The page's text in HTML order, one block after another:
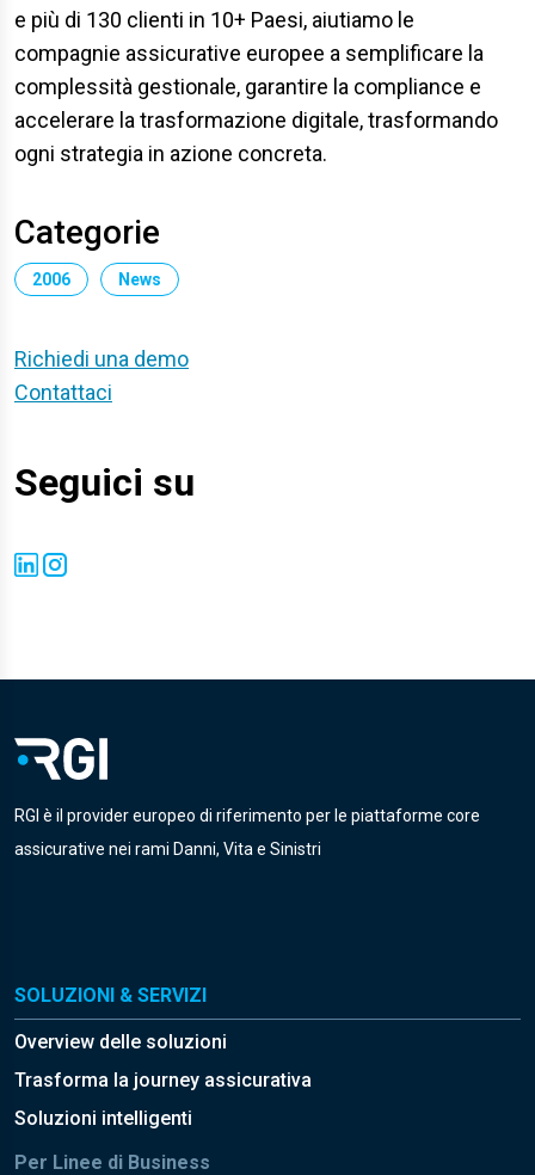
e più di 130 clienti in 10+ Paesi, aiutiamo le
compagnie assicurative europee a semplificare la
complessità gestionale, garantire la compliance e
accelerare la trasformazione digitale, trasformando
ogni strategia in azione concreta.
Categorie
2006 News
Richiedi una demo
Contattaci
Seguici su
RGI è il provider europeo di riferimento per le piattaforme core
assicurative nei rami Danni, Vita e Sinistri
SOLUZIONI & SERVIZI
Overview delle soluzioni
Trasforma la journey assicurativa
Soluzioni intelligenti
Per Linee di Business